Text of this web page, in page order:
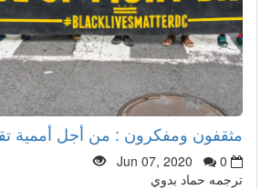
مثقفون ومفكرون : من أجل أممية
Jun 07, 2020
0
ترجمه حماد بدوي